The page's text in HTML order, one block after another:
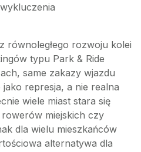
równoległego rozwoju kolei
typu Park & Ride
same zakazy wjazdu
represja, a nie realna
wiele miast stara się
rowerów miejskich czy
dla wielu mieszkańców
alternatywa dla